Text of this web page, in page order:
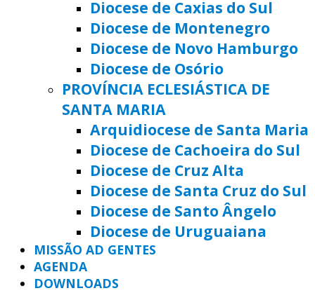
Diocese de Caxias do Sul
Diocese de Montenegro
Diocese de Novo Hamburgo
Diocese de Osório
PROVÍNCIA ECLESIÁSTICA DE
SANTA MARIA
Arquidiocese de Santa Maria
Diocese de Cachoeira do Sul
Diocese de Cruz Alta
Diocese de Santa Cruz do Sul
Diocese de Santo Ângelo
Diocese de Uruguaiana
MISSÃO AD GENTES
AGENDA
DOWNLOADS